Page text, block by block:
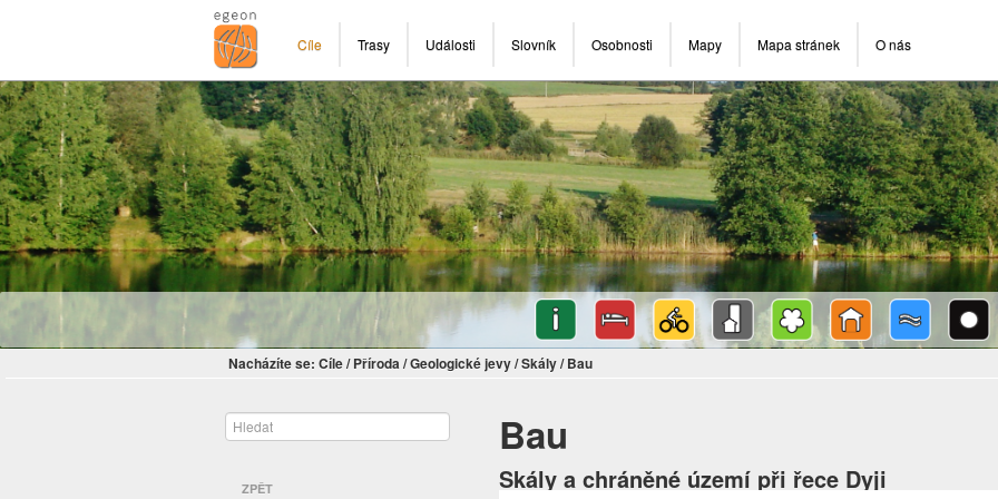
Cíle Trasy Události Slovník Osobnosti Mapy Mapa stránek O nás
Nacházíte se: Cíle/ Příroda/Geologické jevy/Skály/ Bau
ZPĚT
Bau
Skály a chráněné území při řece Dyji